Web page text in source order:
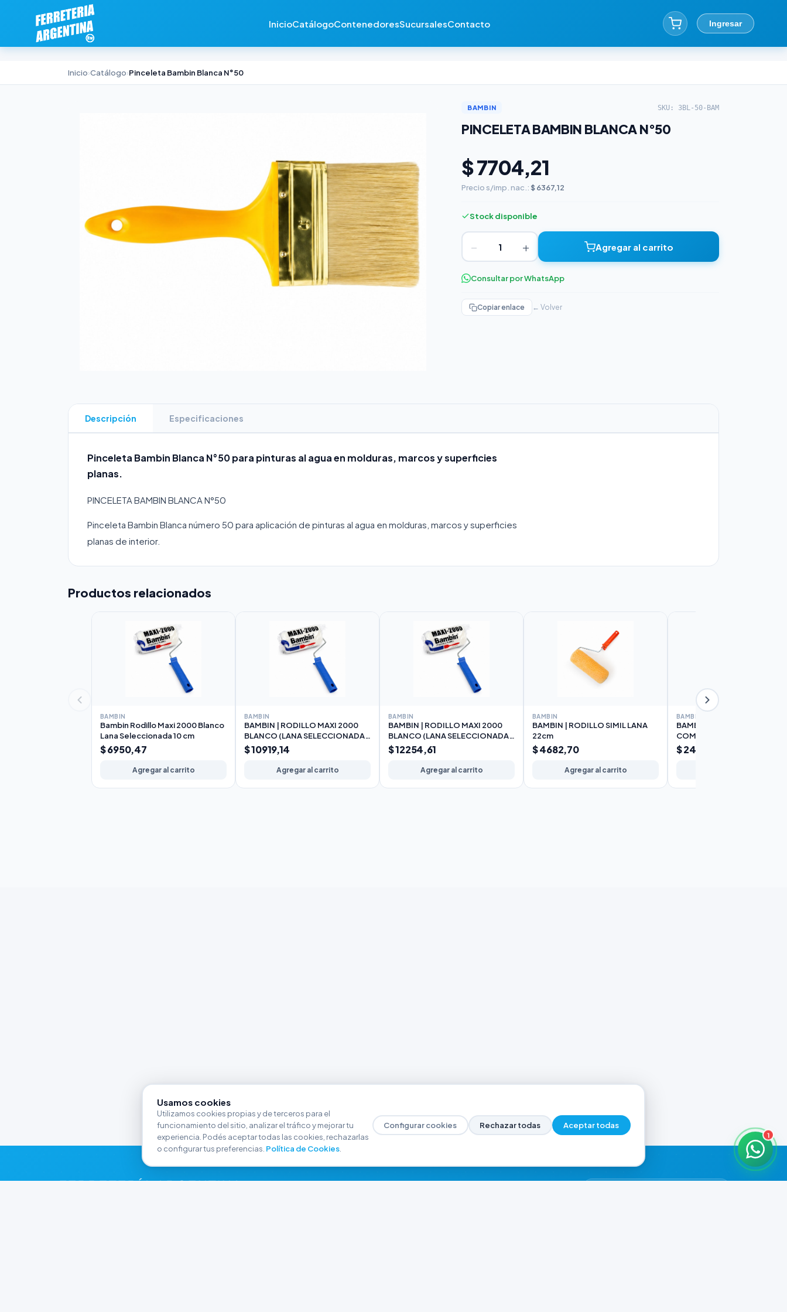
InicioCatálogoContenedoresSucursalesContacto Ingresar
Inicio›Catálogo›Pinceleta Bambin Blanca N°50
BAMBIN SKU: 3BL-50-BAM
PINCELETA BAMBIN BLANCA N°50
$ 7704,21
Precio s/imp. nac.: $ 6367,12
Stock disponible
− + Agregar al carrito
Consultar por WhatsApp
Copiar enlace ← Volver
Descripción Especificaciones
Pinceleta Bambin Blanca N°50 para pinturas al agua en molduras, marcos y superficies
planas.
PINCELETA BAMBIN BLANCA N°50
Pinceleta Bambin Blanca número 50 para aplicación de pinturas al agua en molduras, marcos y superficies
planas de interior.
Productos relacionados
BAMBIN
Bambin Rodillo Maxi 2000 Blanco
Lana Seleccionada 10 cm
$ 6950,47
Agregar al carrito
BAMBIN
BAMBIN | RODILLO MAXI 2000
BLANCO (LANA SELECCIONADA)
17cm
$ 10919,14
Agregar al carrito
BAMBIN
BAMBIN | RODILLO MAXI 2000
BLANCO (LANA SELECCIONADA)
22cm
$ 12254,61
Agregar al carrito
BAMBIN
BAMBIN | RODILLO SIMIL LANA
22cm
$ 4682,70
Agregar al carrito
BAMBIN
BAMBIN | RODILLO
COMPLETO 10cm
$ 2426,48
FERRETERÍA ARGENTINA
1
Usamos cookies
Utilizamos cookies propias y de terceros para el
funcionamiento del sitio, analizar el tráfico y mejorar tu
experiencia. Podés aceptar todas las cookies, rechazarlas
o configurar tus preferencias. Política de Cookies.
Configurar cookies Rechazar todas Aceptar todas